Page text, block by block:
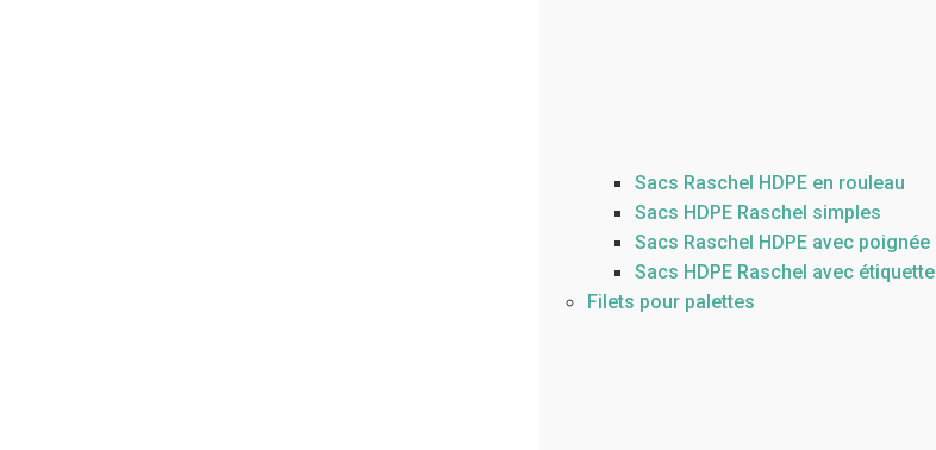
Sacs Raschel HDPE en rouleau
Sacs HDPE Raschel simples
Sacs Raschel HDPE avec poignée
Sacs HDPE Raschel avec étiquette
Filets pour palettes